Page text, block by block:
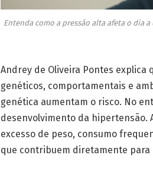
Entenda como a pressão alta afeta o dia
Andrey de Oliveira Pontes explica
genéticos, comportamentais e
genética aumentam o risco. No
desenvolvimento da hipertensão.
excesso de peso, consumo
que contribuem diretamente para